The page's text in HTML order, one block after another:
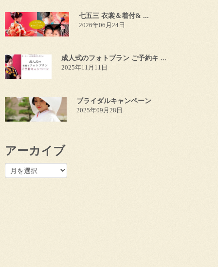
七五三 衣裳＆着付& ...
2026年06月24日
成人式のフォトプラン ご予約キ ...
2025年11月11日
ブライダルキャンペーン
2025年09月28日
アーカイブ